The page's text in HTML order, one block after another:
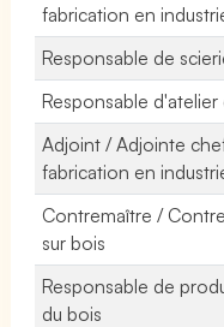
fabrication en
Responsable de
Responsable
Adjoint / Adjointe
fabrication en
Contremaître /
sur bois
Responsable de
du bois